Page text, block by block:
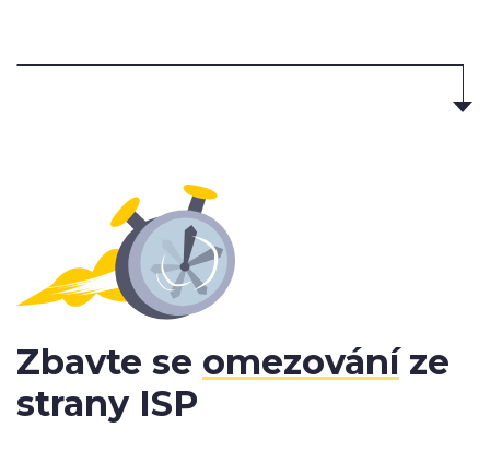
Zbavte se omezováníze
strany ISP